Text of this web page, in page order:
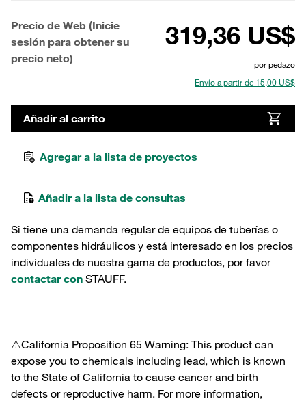
Precio de Web (Inicie
sesión para obtener su
precio neto)
319,36 US$
por pedazo
Envío a partir de 15,00 US$
Añadir al carrito
Agregar a la lista de proyectos
Añadir a la lista de consultas
Si tiene una demanda regular de equipos de tuberías o
componentes hidráulicos y está interesado en los precios
individuales de nuestra gama de productos, por favor
contactar con STAUFF.
⚠️California Proposition 65 Warning: This product can
expose you to chemicals including lead, which is known
to the State of California to cause cancer and birth
defects or reproductive harm. For more information,